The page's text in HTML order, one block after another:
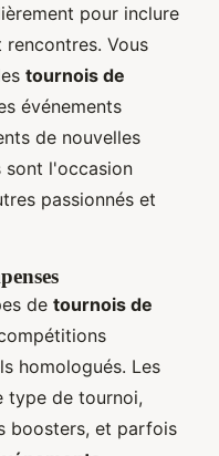
pour inclure
Vous
tournois de
événements
de nouvelles
sont l'occasion
passionnés et
de tournois de
homologués. Les
type de tournoi,
boosters, et parfois